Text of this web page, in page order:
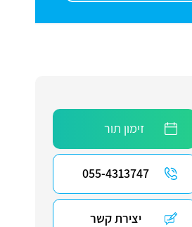
זימון תור
055-4313747
יצירת קשר